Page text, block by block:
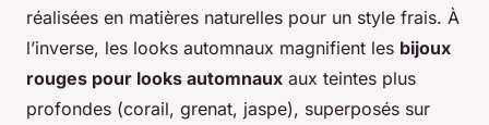
réalisées en matières naturelles pour un style frais. À
l’inverse, les looks automnaux magnifient les bijoux
rouges pour looks automnaux aux teintes plus
profondes (corail, grenat, jaspe), superposés sur